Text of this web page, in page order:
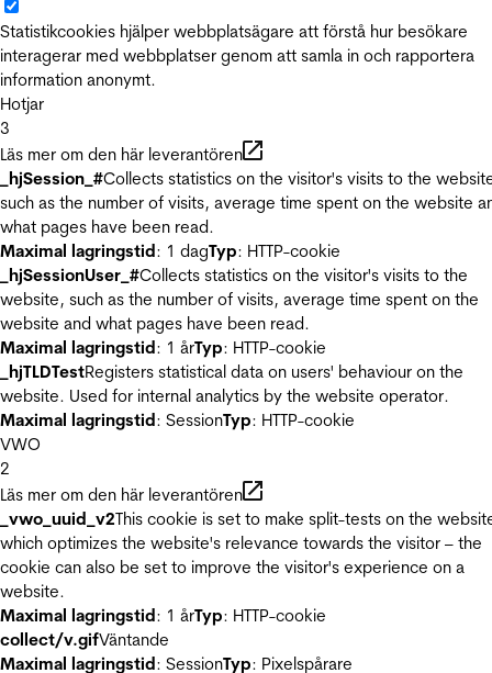
Statistikcookies hjälper webbplatsägare att förstå hur besökare
interagerar med webbplatser genom att samla in och rapportera
information anonymt.
Hotjar
3
Läs mer om den här leverantören
_hjSession_#Collects statistics on the visitor's visits to the
such as the number of visits, average time spent on the website
what pages have been read.
Maximal lagringstid: 1 dagTyp: HTTP-cookie
_hjSessionUser_#Collects statistics on the visitor's visits to the
website, such as the number of visits, average time spent on the
website and what pages have been read.
Maximal lagringstid: 1 årTyp: HTTP-cookie
_hjTLDTestRegisters statistical data on users' behaviour on the
website. Used for internal analytics by the website operator.
Maximal lagringstid: SessionTyp: HTTP-cookie
VWO
2
Läs mer om den här leverantören
_vwo_uuid_v2This cookie is set to make split-tests on the
which optimizes the website's relevance towards the visitor – the
cookie can also be set to improve the visitor's experience on a
website.
Maximal lagringstid: 1 årTyp: HTTP-cookie
collect/v.gifVäntande
Maximal lagringstid: SessionTyp: Pixelspårare